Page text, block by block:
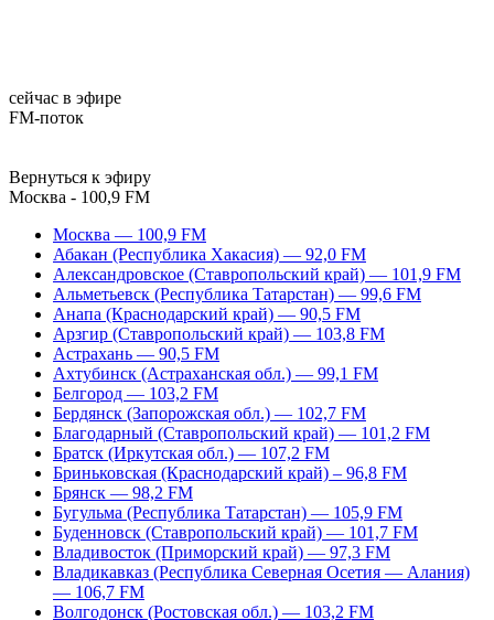
сейчас в эфире
FM-поток
Вернуться к эфиру
Москва - 100,9 FM
Москва — 100,9 FM
Абакан (Республика Хакасия) — 92,0 FM
Александровское (Ставропольский край) — 101,9 FM
Альметьевск (Республика Татарстан) — 99,6 FM
Анапа (Краснодарский край) — 90,5 FM
Арзгир (Ставропольский край) — 103,8 FM
Астрахань — 90,5 FM
Ахтубинск (Астраханская обл.) — 99,1 FM
Белгород — 103,2 FM
Бердянск (Запорожская обл.) — 102,7 FM
Благодарный (Ставропольский край) — 101,2 FM
Братск (Иркутская обл.) — 107,2 FM
Бриньковская (Краснодарский край) – 96,8 FM
Брянск — 98,2 FM
Бугульма (Республика Татарстан) — 105,9 FM
Буденновск (Ставропольский край) — 101,7 FM
Владивосток (Приморский край) — 97,3 FM
Владикавказ (Республика Северная Осетия — Алания)
— 106,7 FM
Волгодонск (Ростовская обл.) — 103,2 FM